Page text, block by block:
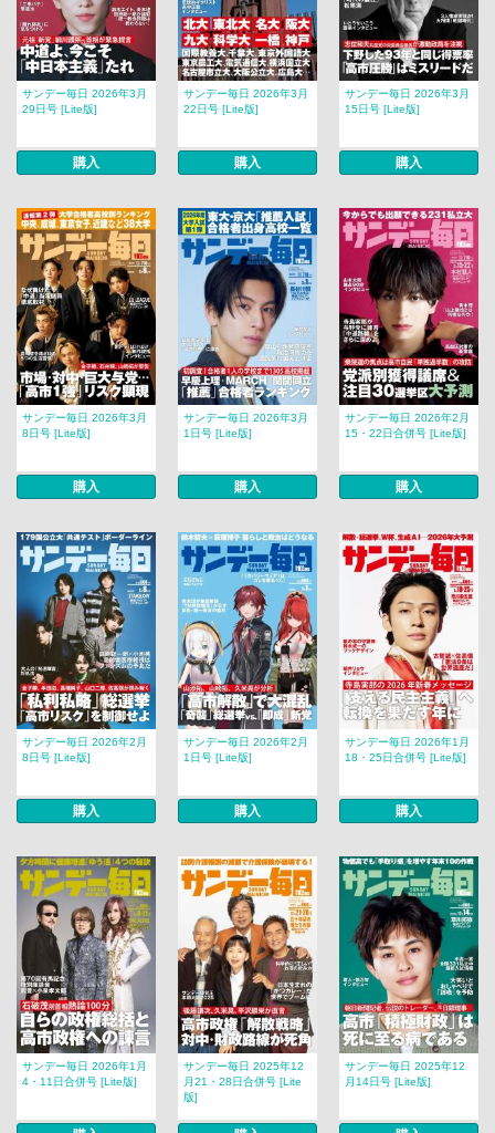
サンデー毎日 2026年3月
29日号 [Lite版]
購入
サンデー毎日 2026年3月
22日号 [Lite版]
購入
サンデー毎日 2026年3月
15日号 [Lite版]
購入
サンデー毎日 2026年3月
8日号 [Lite版]
購入
サンデー毎日 2026年3月
1日号 [Lite版]
購入
サンデー毎日 2026年2月
15・22日合併号 [Lite版]
購入
サンデー毎日 2026年2月
8日号 [Lite版]
購入
サンデー毎日 2026年2月
1日号 [Lite版]
購入
サンデー毎日 2026年1月
18・25日合併号 [Lite版]
購入
サンデー毎日 2026年1月
4・11日合併号 [Lite版]
サンデー毎日 2025年12
月21・28日合併号 [Lite
版]
サンデー毎日 2025年12
月14日号 [Lite版]